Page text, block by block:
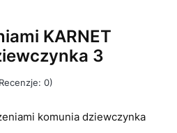
KARNET
3
0)
komunia dziewczynka